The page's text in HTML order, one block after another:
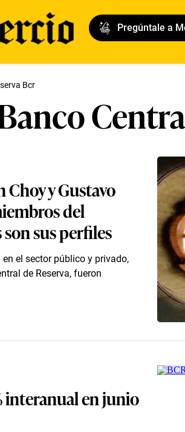
Pregúntale a
Bcr
y Gustavo
del
sus perfiles
el sector público y privado,
de Reserva, fueron
interanual en junio